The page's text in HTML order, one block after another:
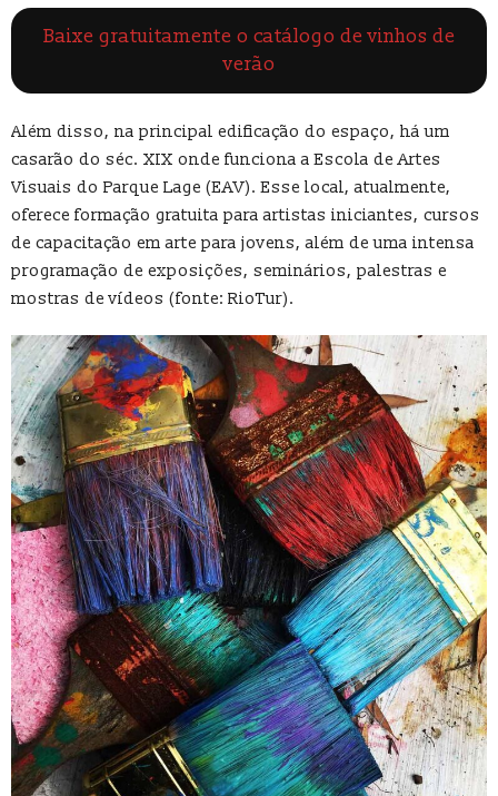
Baixe gratuitamente o catálogo de vinhos de
verão
Além disso, na principal edificação do espaço, há um
casarão do séc. XIX onde funciona a Escola de Artes
Visuais do Parque Lage (EAV). Esse local, atualmente,
oferece formação gratuita para artistas iniciantes, cursos
de capacitação em arte para jovens, além de uma intensa
programação de exposições, seminários, palestras e
mostras de vídeos (fonte: RioTur).